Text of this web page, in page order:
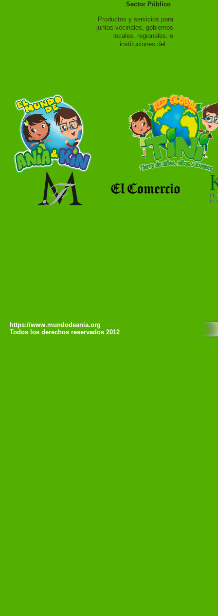
Sector Público
Productos y servicios para
juntas vecinales, gobiernos
locales, regionales, e
instituciones del ...
https://www.mundodeania.org
Todos los derechos reservados 2012